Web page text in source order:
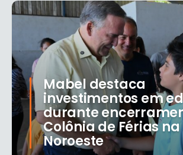
Mabel destaca
investimentos em
durante
Colônia de Férias na
Noroeste